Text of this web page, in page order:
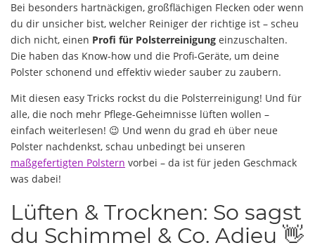
Bei besonders hartnäckigen, großflächigen Flecken oder wenn
du dir unsicher bist, welcher Reiniger der richtige ist – scheu
dich nicht, einen Profi für Polsterreinigung einzuschalten.
Die haben das Know-how und die Profi-Geräte, um deine
Polster schonend und effektiv wieder sauber zu zaubern.
Mit diesen easy Tricks rockst du die Polsterreinigung! Und für
alle, die noch mehr Pflege-Geheimnisse lüften wollen –
einfach weiterlesen! 😉 Und wenn du grad eh über neue
Polster nachdenkst, schau unbedingt bei unseren
maßgefertigten Polstern vorbei – da ist für jeden Geschmack
was dabei!
Lüften & Trocknen: So sagst
du Schimmel & Co. Adieu 👋